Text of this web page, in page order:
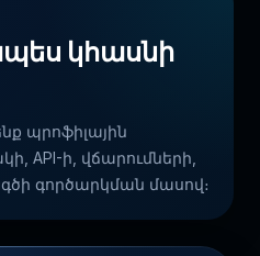
կհասնի
պրոֆիլային
API-ի, վճարումների,
գործարկման մասով։